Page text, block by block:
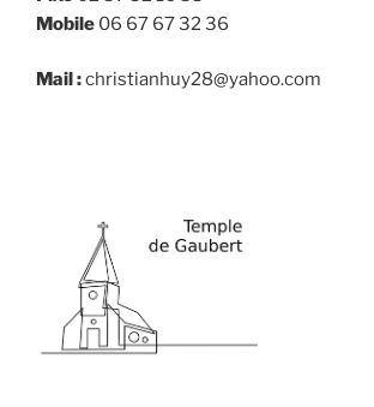
Mobile 06 67 67 32 36
Mail :christianhuy28@yahoo.com